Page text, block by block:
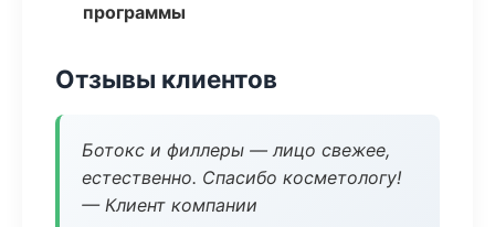
программы
Отзывы клиентов
Ботокс и филлеры — лицо свежее,
естественно. Спасибо косметологу!
— Клиент компании